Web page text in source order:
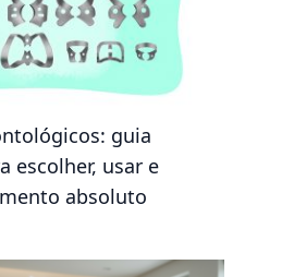
guia
escolher, usar e
absoluto